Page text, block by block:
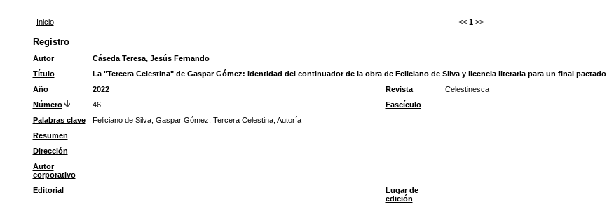
Inicio << 1 >>
Registro
Autor
Cáseda Teresa, Jesús Fernando
Título
La "Tercera Celestina" de Gaspar Gómez: Identidad del continuador de la obra de Feliciano de Silva y licencia literaria para un final pactado
Año
2022 Revista Celestinesca
Número
46 Fascículo
Palabras clave
Feliciano de Silva; Gaspar Gómez; Tercera Celestina; Autoría
Resumen
Dirección
Autor
corporativo
Editorial
Lugar de
edición